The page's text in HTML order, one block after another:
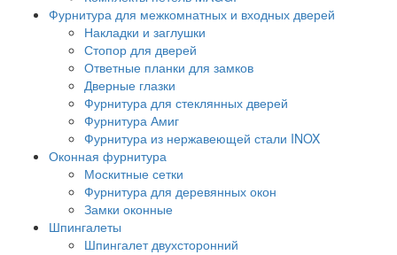
Фурнитура для межкомнатных и входных дверей
Накладки и заглушки
Стопор для дверей
Ответные планки для замков
Дверные глазки
Фурнитура для стеклянных дверей
Фурнитура Амиг
Фурнитура из нержавеющей стали INOX
Оконная фурнитура
Москитные сетки
Фурнитура для деревянных окон
Замки оконные
Шпингалеты
Шпингалет двухсторонний